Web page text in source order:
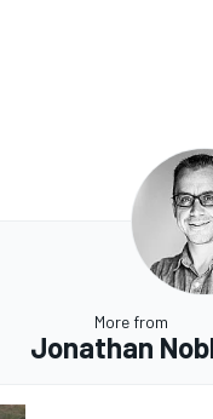
More from
Jonathan